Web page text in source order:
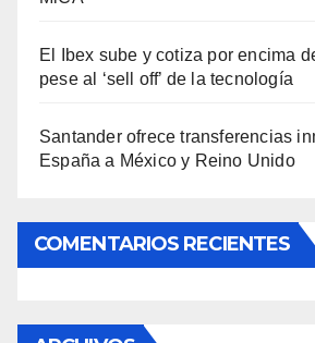
El Ibex sube y cotiza por encima
pese al ‘sell off’ de la tecnología
Santander ofrece transferencias
España a México y Reino Unido
COMENTARIOS RECIENTES